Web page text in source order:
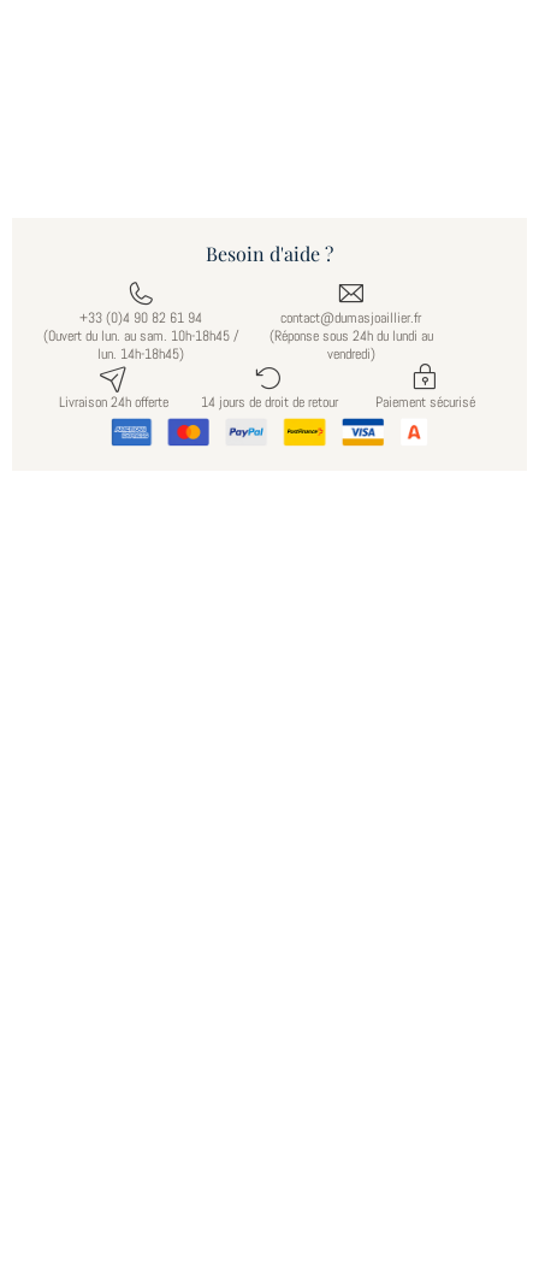
Besoin d'aide ?
+33 (0)4 90 82 61 94
(Ouvert du lun. au sam. 10h-18h45 /
lun. 14h-18h45)
contact@dumasjoaillier.fr
(Réponse sous 24h du lundi au
vendredi)
Livraison 24h offerte 14 jours de droit de retour Paiement sécurisé